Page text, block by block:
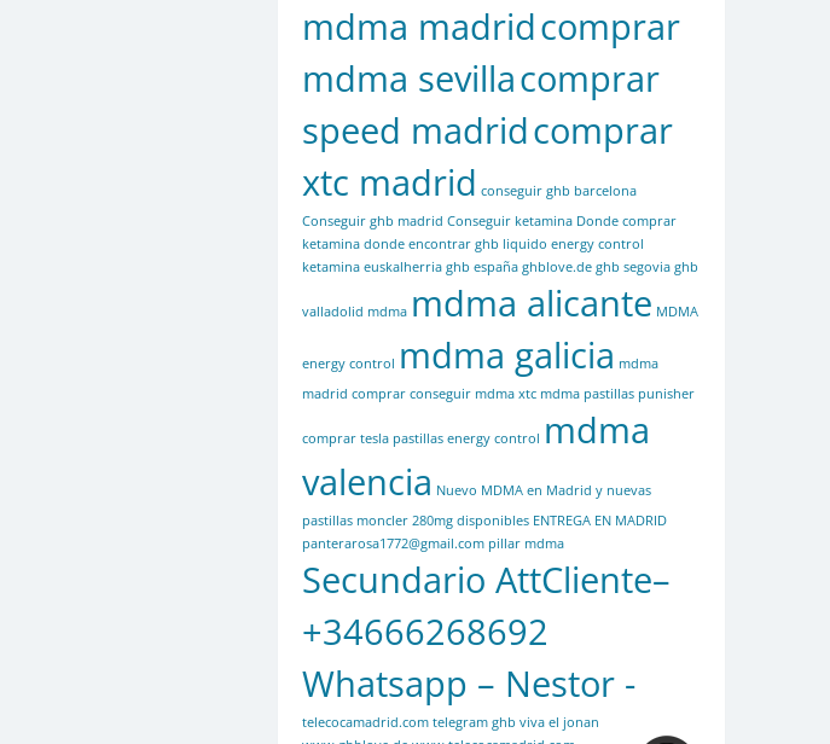
mdma madridcomprar
mdma sevillacomprar
speed madridcomprar
xtc madrid conseguir ghb barcelona
Conseguir ghb madrid Conseguir ketamina Donde comprar
ketamina donde encontrar ghb liquido energy control
ketamina euskalherria ghb españa ghblove.de ghb segovia ghb
valladolid mdma mdma alicante MDMA
energy control mdma galicia mdma
madrid comprar conseguir mdma xtc mdma pastillas punisher
comprar tesla pastillas energy control mdma
valencia Nuevo MDMA en Madrid y nuevas
pastillas moncler 280mg disponibles ENTREGA EN MADRID
panterarosa1772@gmail.com pillar mdma
Secundario AttCliente–
+34666268692
Whatsapp – Nestor -
telecocamadrid.com telegram ghb viva el jonan